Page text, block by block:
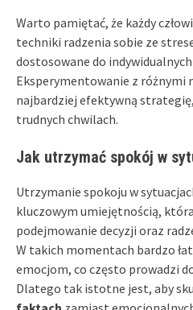
Warto pamiętać, że każdy
techniki radzenia sobie ze
dostosowane do
Eksperymentowanie z
najbardziej efektywną
trudnych chwilach.
Jak utrzymać spokój w
Utrzymanie spokoju w
kluczowym umiejętnością,
podejmowanie decyzji oraz
W takich momentach bardzo
emocjom, co często prowadzi
Dlatego tak istotne jest, aby